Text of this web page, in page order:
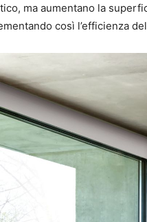
ma aumentano la
così l’efficienza